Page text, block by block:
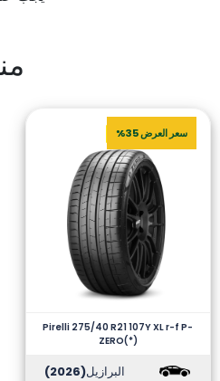
سعر العرض 35%
Pirelli 275/40 R21 107Y XL r-f P-
ZERO(*)
البرازيل(2026)